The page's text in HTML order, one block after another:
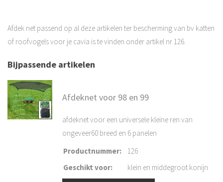
Afdek net passend op al deze artikelen ter bescherming van bv katten
of roofvogels voor je cavia is te vinden onder artikel nr 126.
Bijpassende artikelen
Afdeknet voor 98 en 99
afdeknet voor een universele kleine ren van
ongeveer60 breed en 6 panelen
Productnummer:
126
Geschikt voor: klein en middegroot konijn